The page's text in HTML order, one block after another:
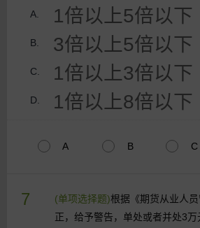
A. 1倍以上5倍以下
B. 3倍以上5倍以下
C. 1倍以上3倍以下
D. 1倍以上8倍以下
A B C
7 (单项选择题)根据《期货从业人
正，给予警告，单处或者并处3